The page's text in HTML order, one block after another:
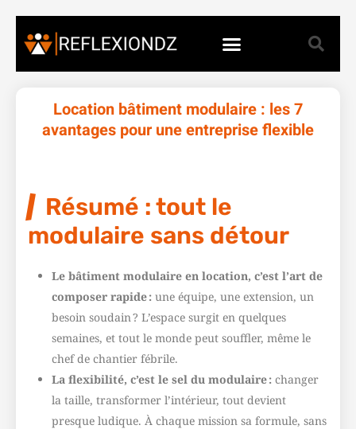
Location bâtiment modulaire : les 7
avantages pour une entreprise flexible
Résumé : tout le
modulaire sans détour
Le bâtiment modulaire en location, c’est l’art de
composer rapide : une équipe, une extension, un
besoin soudain ? L’espace surgit en quelques
semaines, et tout le monde peut souffler, même le
chef de chantier fébrile.
La flexibilité, c’est le sel du modulaire : changer
la taille, transformer l’intérieur, tout devient
presque ludique. À chaque mission sa formule, sans